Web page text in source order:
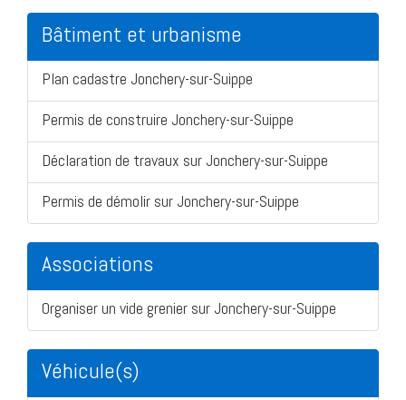
Bâtiment et urbanisme
Plan cadastre Jonchery-sur-Suippe
Permis de construire Jonchery-sur-Suippe
Déclaration de travaux sur Jonchery-sur-Suippe
Permis de démolir sur Jonchery-sur-Suippe
Associations
Organiser un vide grenier sur Jonchery-sur-Suippe
Véhicule(s)